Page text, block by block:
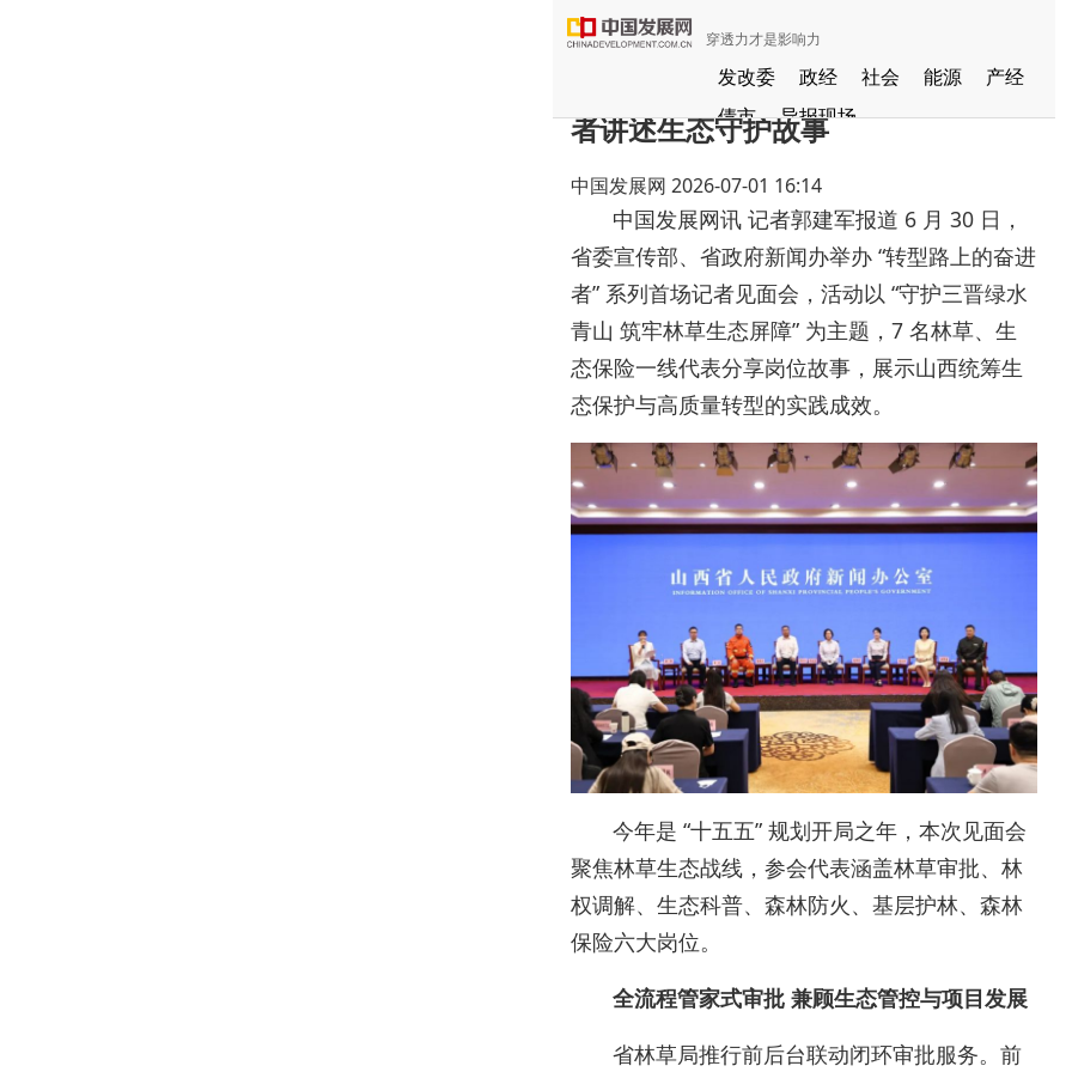
穿透力才是影响力
发改委 政经 社会 能源
产经
债市
导报现场
长江经济带
品牌
发展导航
京津冀协同发展
一带一路
G60
国家援疆
中部崛起
全国闲置资产信息共享平台
粤港澳大湾区
守护三晋绿水青山 山西林草一线奋进
者讲述生态守护故事
中国发展网 2026-07-01 16:14
中国发展网讯 记者郭建军报道 6 月 30 日，
省委宣传部、省政府新闻办举办 “转型路上的奋进
者” 系列首场记者见面会，活动以 “守护三晋绿水
青山 筑牢林草生态屏障” 为主题，7 名林草、生
态保险一线代表分享岗位故事，展示山西统筹生
态保护与高质量转型的实践成效。
今年是 “十五五” 规划开局之年，本次见面会
聚焦林草生态战线，参会代表涵盖林草审批、林
权调解、生态科普、森林防火、基层护林、森林
保险六大岗位。
全流程管家式审批 兼顾生态管控与项目发展
省林草局推行前后台联动闭环审批服务。前